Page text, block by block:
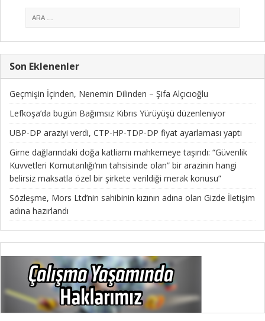
Son Eklenenler
Geçmişin İçinden, Nenemin Dilinden – Şifa Alçıcıoğlu
Lefkoşa’da bugün Bağımsız Kıbrıs Yürüyüşü düzenleniyor
UBP-DP araziyi verdi, CTP-HP-TDP-DP fiyat ayarlaması yaptı
Girne dağlarındaki doğa katliamı mahkemeye taşındı: “Güvenlik
Kuvvetleri Komutanlığı’nın tahsisinde olan” bir arazinin hangi
belirsiz maksatla özel bir şirkete verildiği merak konusu”
Sözleşme, Mors Ltd’nin sahibinin kızının adına olan Gizde İletişim
adına hazırlandı